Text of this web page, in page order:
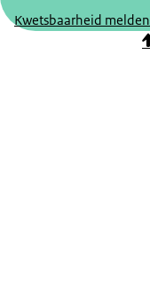
Kwetsbaarheid melden